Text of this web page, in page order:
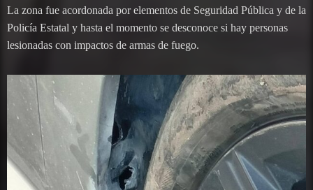
La zona fue acordonada por elementos de Seguridad Pública y de la
Policía Estatal y hasta el momento se desconoce si hay personas
lesionadas con impactos de armas de fuego.